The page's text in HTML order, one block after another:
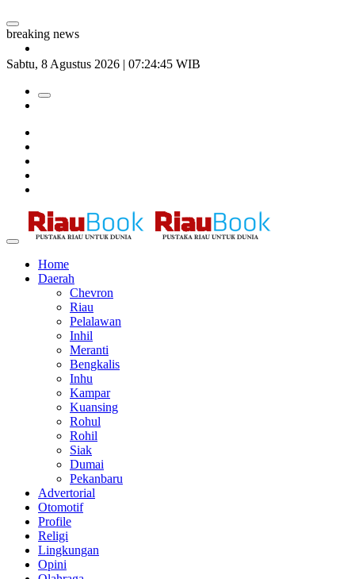
breaking news
Ada Pisang Cavendish
Awards
Sabtu, 8 Agustus 2026 | 07:24:46 WIB
Home
Daerah
Chevron
Riau
Pelalawan
Inhil
Meranti
Bengkalis
Inhu
Kampar
Kuansing
Rohul
Rohil
Siak
Dumai
Pekanbaru
Advertorial
Otomotif
Profile
Religi
Lingkungan
Opini